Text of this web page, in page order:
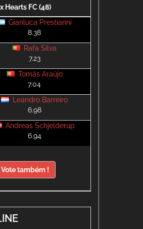
Hearts FC (48)
Gianluca Prestianni
8.38
Rafa Silva
7.23
Tomás Araújo
7.04
Leandro Barreiro
6.98
Andreas Schjelderup
6.94
Vote também !